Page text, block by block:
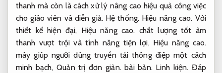
thanh mà còn là cách xử lý nâng cao hiệu quả công việc
cho giáo viên và diễn giả. Hệ thống. Hiệu năng cao. Với
thiết kế hiện đại, Hiệu năng cao. chất lượng tốt âm
thanh vượt trội và tính năng tiện lợi, Hiệu năng cao.
máy giúp người dùng truyền tải thông điệp một cách
minh bạch,Quản trị đơn giản.bài bản. Linh kiện. Đáp